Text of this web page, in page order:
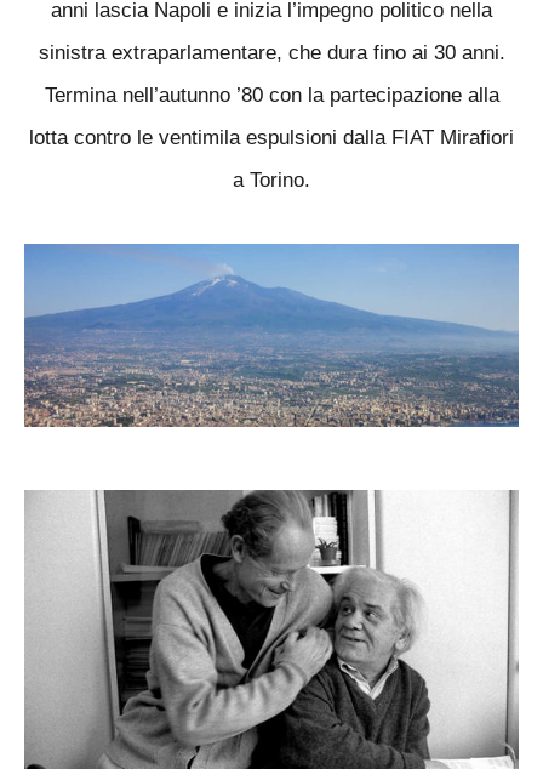
anni lascia Napoli e inizia l’impegno politico nella
sinistra extraparlamentare, che dura fino ai 30 anni.
Termina nell’autunno ’80 con la partecipazione alla
lotta contro le ventimila espulsioni dalla FIAT Mirafiori
a Torino.